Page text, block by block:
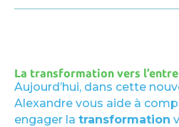
La transformation vers
Aujourd’hui, dans cette
Alexandre vous aide à
engager la transformation